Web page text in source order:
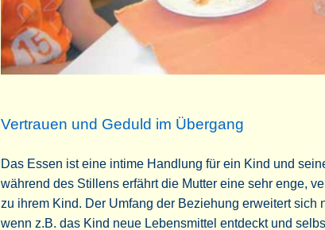
Vertrauen und Geduld im Übergang
Das Essen ist eine intime Handlung für ein Kind und
während des Stillens erfährt die Mutter eine sehr enge,
zu ihrem Kind. Der Umfang der Beziehung erweitert sich
wenn z.B. das Kind neue Lebensmittel entdeckt und